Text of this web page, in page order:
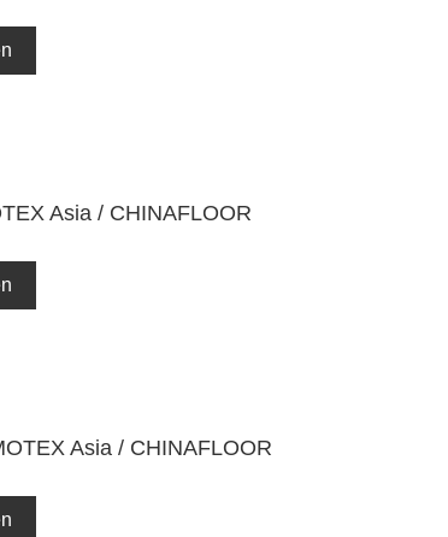
Asia / CHINAFLOOR
Asia / CHINAFLOOR